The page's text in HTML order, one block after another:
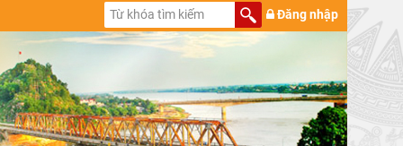
Đăng nhập